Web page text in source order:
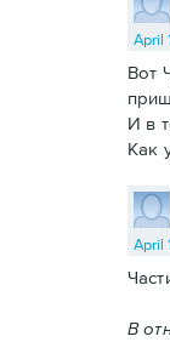
April
Вот
И в
Как
April
В